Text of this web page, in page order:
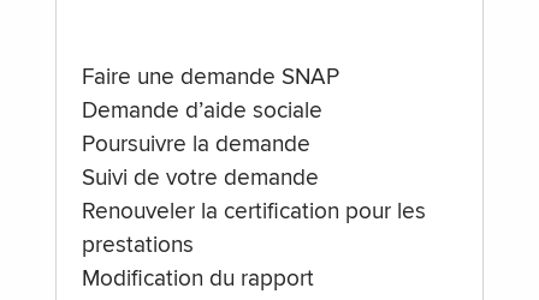
Faire une demande SNAP
Demande d’aide sociale
Poursuivre la demande
Suivi de votre demande
Renouveler la certification pour les
prestations
Modification du rapport